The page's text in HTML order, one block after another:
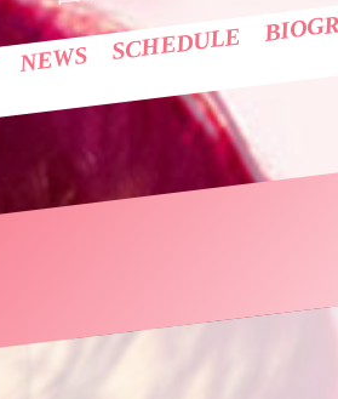
SCHEDULE
NEWS